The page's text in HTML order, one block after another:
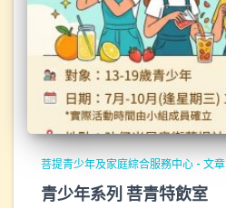
菩提青少年及家庭綜合服務中心 - 文章
青少年系列 菩青特飲室